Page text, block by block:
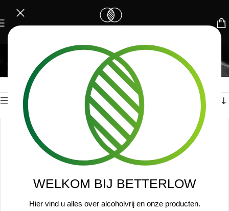
WELKOM BIJ BETTERLOW
Hier vind u alles over alcoholvrij en onze producten.
PROXY / BOTANICAL
Proxy / Botanical Toont alle 10 resultaten
Toon sidebar